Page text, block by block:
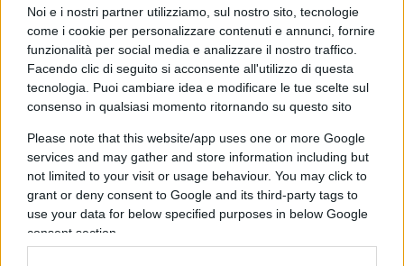
Noi e i nostri partner utilizziamo, sul nostro sito, tecnologie
come i cookie per personalizzare contenuti e annunci, fornire
funzionalità per social media e analizzare il nostro traffico.
Facendo clic di seguito si acconsente all'utilizzo di questa
tecnologia. Puoi cambiare idea e modificare le tue scelte sul
consenso in qualsiasi momento ritornando su questo sito
Please note that this website/app uses one or more Google
services and may gather and store information including but
not limited to your visit or usage behaviour. You may click to
grant or deny consent to Google and its third-party tags to
use your data for below specified purposes in below Google
consent section.
diEnrico Foscarini
11 Gennaio 2026, 15:00